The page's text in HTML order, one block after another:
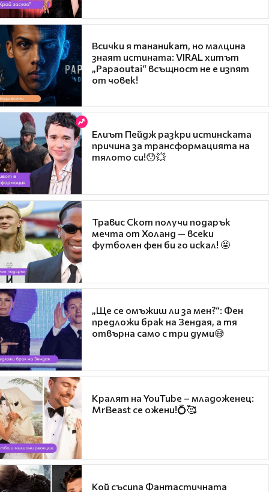
Всички я тананикат, но малцина
знаят истината: VIRAL хитът
„Papaoutai“ всъщност не е изпят
от човек!
Елиът Пейдж разкри истинската
причина за трансформацията на
тялото си!😯💥
Травис Скот получи подарък
мечта от Холанд — всеки
футболен фен би го искал! 🤩
„Ще се омъжиш ли за мен?“: Фен
предложи брак на Зендая, а тя
отвърна само с три думи😅
Кралят на YouTube – младоженец:
MrBeast се ожени!💍🥰
Кой съсипа Фантастичната